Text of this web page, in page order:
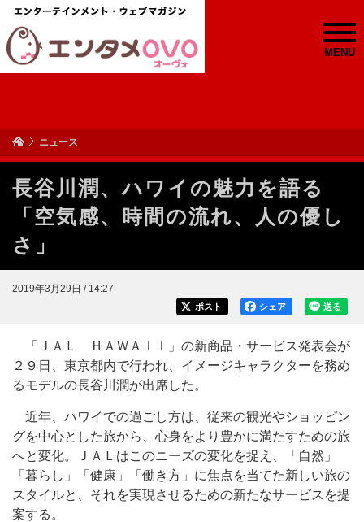
MENU
ニュース
長谷川潤、ハワイの魅力を語る
「空気感、時間の流れ、人の優し
さ」
2019年3月29日 / 14:27
送る
シェア
ポスト
「ＪＡＬ ＨＡＷＡＩＩ」の新商品・サービス発表会が
２９日、東京都内で行われ、イメージキャラクターを務め
るモデルの長谷川潤が出席した。
近年、ハワイでの過ごし方は、従来の観光やショッピン
グを中心とした旅から、心身をより豊かに満たすための旅
へと変化。ＪＡＬはこのニーズの変化を捉え、「自然」
「暮らし」「健康」「働き方」に焦点を当てた新しい旅の
スタイルと、それを実現させるための新たなサービスを提
案する。